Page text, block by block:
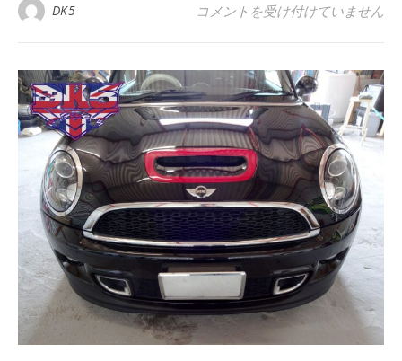
DK5 BMW MINI R50 ルームミラーラ
コメントを受け付けていません